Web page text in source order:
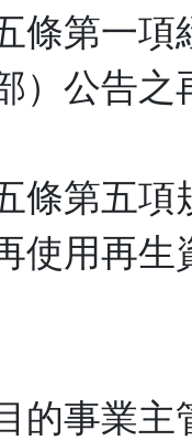
條第一項
）公告之
條第五項
使用再生
的事業主